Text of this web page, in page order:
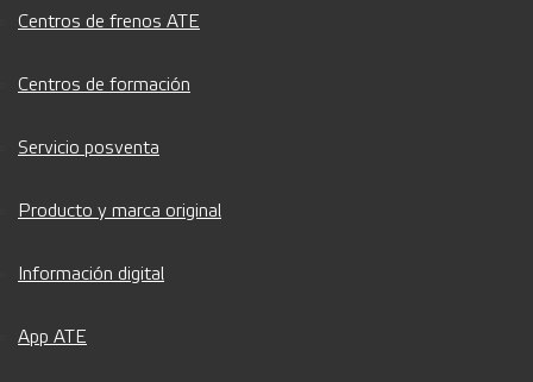
Centros de frenos ATE
Centros de formación
Servicio posventa
Producto y marca original
Información digital
App ATE